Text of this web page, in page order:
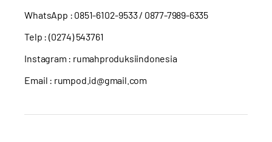
WhatsApp : 0851-6102-9533/ 0877-7989-6335
Telp : (0274) 543761
Instagram : rumahproduksiindonesia
Email : rumpod.id@gmail.com